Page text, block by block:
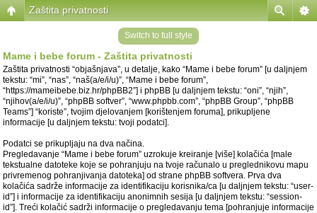
Zaštita privatnosti
Switch to full style
Mame i bebe forum - Zaštita privatnosti
Zaštita privatnosti “objašnjava”, u detalje, kako “Mame i bebe forum” [u daljnjem
tekstu: “mi”, “nas”, “naš(a/e/i/u)”, “Mame i bebe forum”,
“https://mameibebe.biz.hr/phpBB2”] i phpBB [u daljnjem tekstu: “oni”, “njih”,
“njihov(a/e/i/u)”, “phpBB softver”, “www.phpbb.com”, “phpBB Group”, “phpBB
Teams”] “koriste”, tvojim djelovanjem [korištenjem foruma], prikupljene
informacije [u daljnjem tekstu: tvoji podatci].
Podatci se prikupljaju na dva načina.
Pregledavanje “Mame i bebe forum” uzrokuje kreiranje [više] kolačića [male
tekstualne datoteke koje se pohranjuju na tvoje računalo u preglednikovu mapu
privremenog pohranjivanja datoteka] od strane phpBB softvera. Prva dva
kolačića sadrže informacije za identifikaciju korisnika/ca [u daljnjem tekstu: “user-
id”] i informacije za identifikaciju anonimnih sesija [u daljnjem tekstu: “session-
id”]. Treći kolačić sadrži informacije o pregledavanju tema [pohranjuje informacije